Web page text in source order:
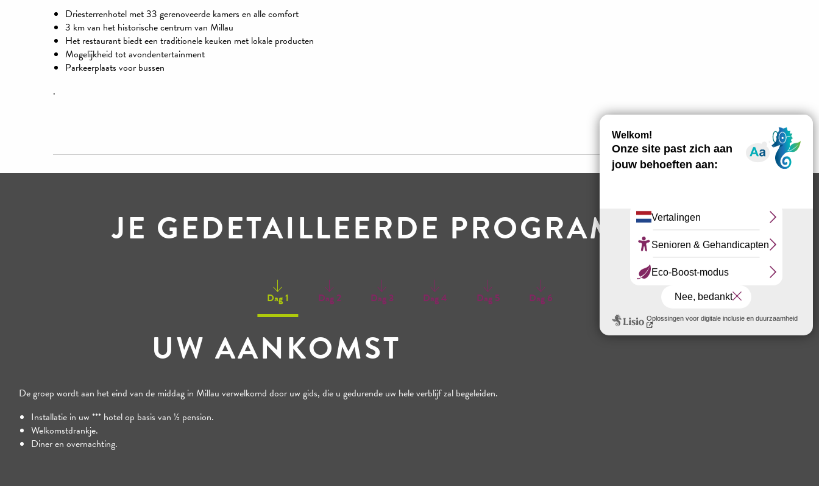
Driesterrenhotel met 33 gerenoveerde kamers en alle comfort
3 km van het historische centrum van Millau
Het restaurant biedt een traditionele keuken met lokale producten
Mogelijkheid tot avondentertainment
Parkeerplaats voor bussen
.
JE GEDETAILLEERDE PROGRAMMA
Dag 1 Dag 2 Dag 3 Dag 4 Dag 5 Dag 6
UW AANKOMST
De groep wordt aan het eind van de middag in Millau verwelkomd door uw gids, die u gedurende uw hele verblijf zal begeleiden.
Installatie in uw *** hotel op basis van ½ pension.
Welkomstdrankje.
Diner en overnachting.